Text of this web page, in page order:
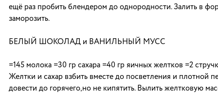
ещё раз пробить блендером до однородности. Залить в
заморозить.
БЕЛЫЙ ШОКОЛАД и ВАНИЛЬНЫЙ МУСС
=145 молока =30 гр сахара =40 гр яичных желтков =2
Желтки и сахар взбить вместе до посветления и плотной
довести до горячего,но не кипятить. Вылить желтковую